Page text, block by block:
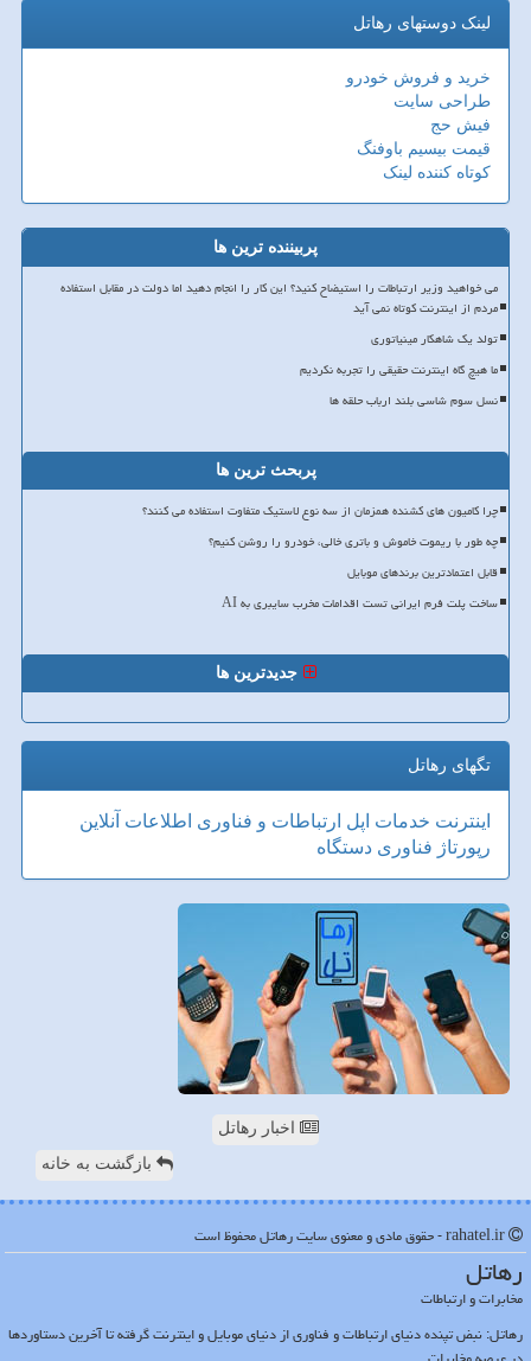
لینک دوستهای رهاتل
خرید و فروش خودرو
طراحی سایت
فیش حج
قیمت بیسیم باوفنگ
کوتاه کننده لینک
پربیننده ترین ها
می خواهید وزیر ارتباطات را استیضاح کنید؟ این کار را انجام دهید اما دولت در مقابل استفاده
مردم از اینترنت کوتاه نمی آید
تولد یک شاهکار مینیاتوری
ما هیچ گاه اینترنت حقیقی را تجربه نکردیم
نسل سوم شاسی بلند ارباب حلقه ها
پربحث ترین ها
چرا کامیون های کشنده همزمان از سه نوع لاستیک متفاوت استفاده می کنند؟
چه طور با ریموت خاموش و باتری خالی، خودرو را روشن کنیم؟
قابل اعتمادترین برندهای موبایل
ساخت پلت فرم ایرانی تست اقدامات مخرب سایبری به AI
جدیدترین ها
تگهای رهاتل
اینترنت خدمات اپل ارتباطات و فناوری اطلاعات آنلاین
رپورتاژ فناوری دستگاه
اخبار رهاتل
بازگشت به خانه
رهاتل
مخابرات و ارتباطات
رهاتل: نبض تپنده دنیای ارتباطات و فناوری از دنیای موبایل و اینترنت گرفته تا آخرین دستاوردها